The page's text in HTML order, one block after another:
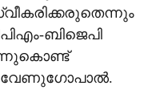
ബിജെപി
വേണുഗോപാല്‍.